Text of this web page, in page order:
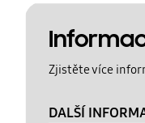
Zjistěte více
DALŠÍ